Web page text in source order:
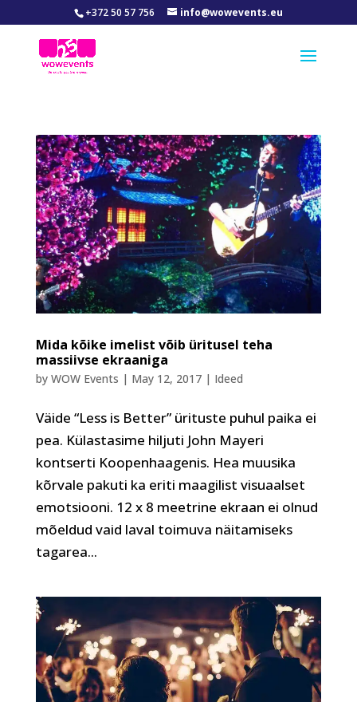
+372 50 57 756 info@wowevents.eu
Mida kõike imelist võib üritusel teha
massiivse ekraaniga
by WOW Events | May 12, 2017| Ideed
Väide “Less is Better” ürituste puhul paika ei
pea. Külastasime hiljuti John Mayeri
kontserti Koopenhaagenis. Hea muusika
kõrvale pakuti ka eriti maagilist visuaalset
emotsiooni. 12 x 8 meetrine ekraan ei olnud
mõeldud vaid laval toimuva näitamiseks
tagarea...